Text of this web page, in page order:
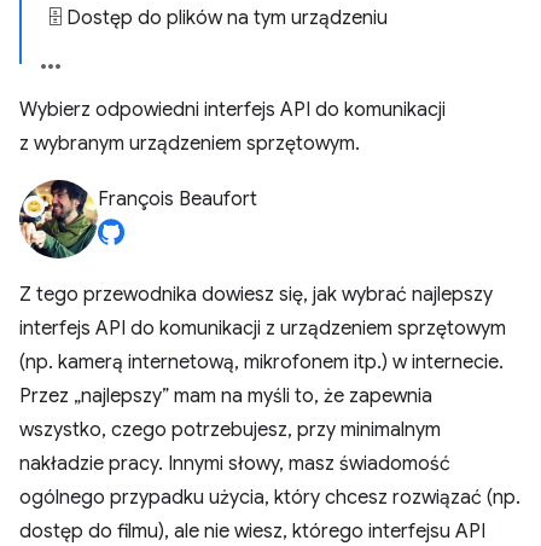
🗄 Dostęp do plików na tym urządzeniu
Wybierz odpowiedni interfejs API do komunikacji
z wybranym urządzeniem sprzętowym.
François Beaufort
Z tego przewodnika dowiesz się, jak wybrać najlepszy
interfejs API do komunikacji z urządzeniem sprzętowym
(np. kamerą internetową, mikrofonem itp.) w internecie.
Przez „najlepszy” mam na myśli to, że zapewnia
wszystko, czego potrzebujesz, przy minimalnym
nakładzie pracy. Innymi słowy, masz świadomość
ogólnego przypadku użycia, który chcesz rozwiązać (np.
dostęp do filmu), ale nie wiesz, którego interfejsu API